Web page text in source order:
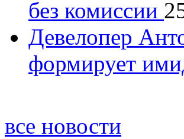
без комиссии
Девелопер
формирует
все новости